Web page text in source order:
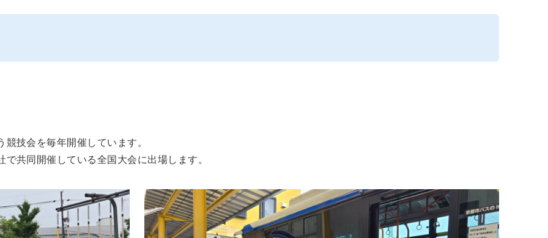
技会を毎年開催しています。
共同開催している全国大会に出場します。